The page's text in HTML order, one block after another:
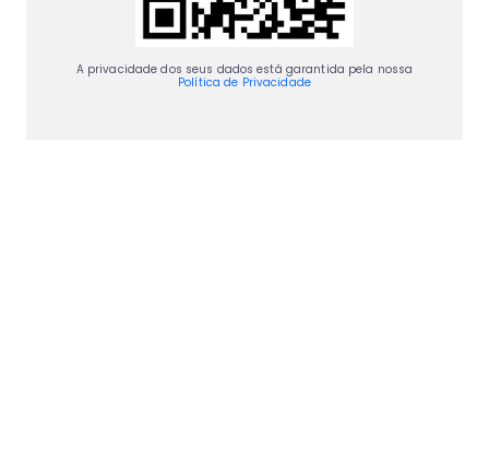
A privacidade dos seus dados está garantida pela nossa
Política de Privacidade